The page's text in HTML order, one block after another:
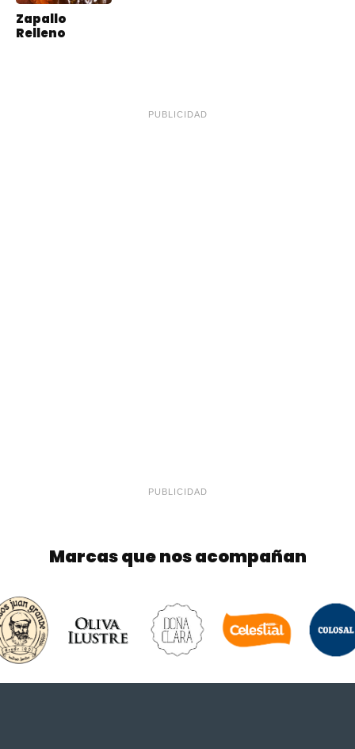
Zapallo
Relleno
PUBLICIDAD
PUBLICIDAD
Marcas que nos acompañan